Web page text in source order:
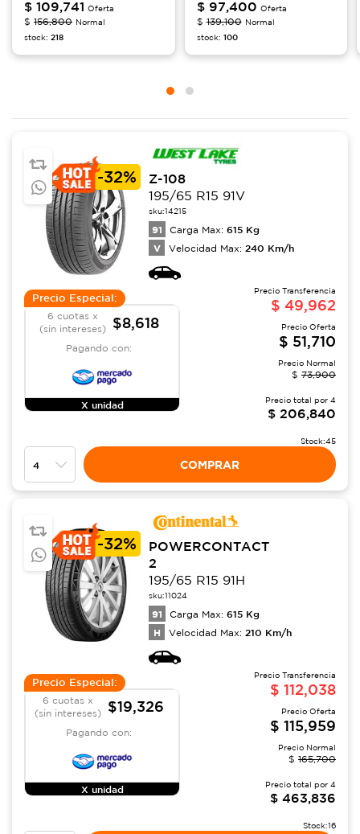
$ 109,741 Oferta
$ 156,800 Normal
stock: 218
$ 97,400 Oferta
$139,100 Normal
stock: 100
-32%
Z-108
195/65 R15 91V
sku:14215
91 Carga Max: 615 Kg
V Velocidad Max: 240 Km/h
Precio Especial:
6 cuotas x
(sin intereses)
$8,618
Pagando con:
X unidad
Precio Transferencia
$ 49,962
Precio Oferta
$ 51,710
Precio Normal
$ 73,900
Precio total por 4
$ 206,840
Stock:45
COMPRAR
-32%
POWERCONTACT
2
195/65 R15 91H
sku:11024
91 Carga Max: 615 Kg
H Velocidad Max: 210 Km/h
Precio Especial:
6 cuotas x
(sin intereses)
$19,326
Pagando con:
X unidad
Precio Transferencia
$ 112,038
Precio Oferta
$ 115,959
Precio Normal
$ 165,700
Precio total por 4
$ 463,836
Stock:16